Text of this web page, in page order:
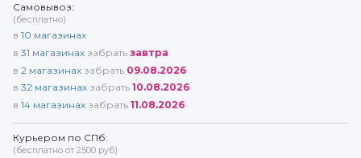
Самовывоз:
(бесплатно)
в 10 магазинах
в 31 магазинах забрать завтра
в 2 магазинах забрать 09.08.2026
в 32 магазинах забрать 10.08.2026
в 14 магазинах забрать 11.08.2026
Курьером по СПб:
(бесплатно от 2500 руб)